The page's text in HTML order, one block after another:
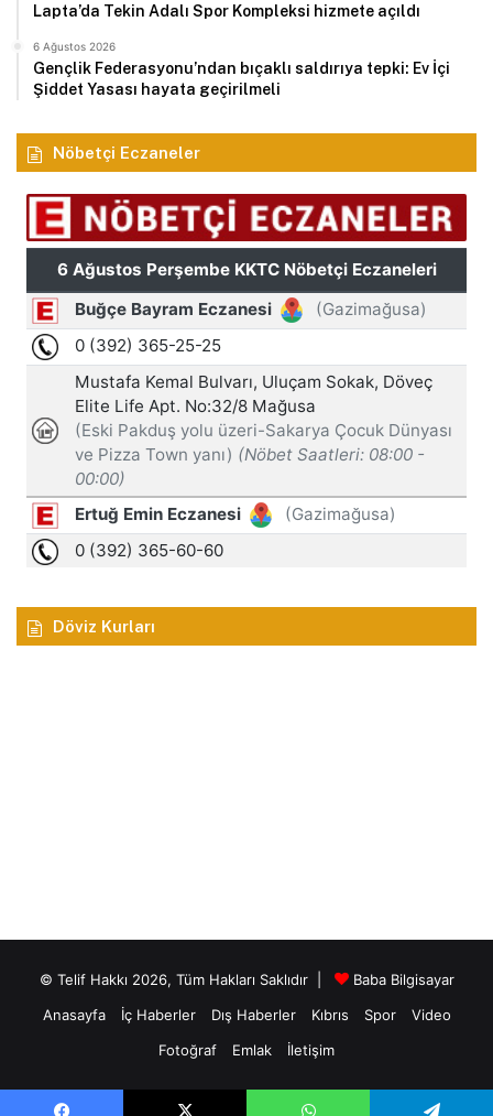
Lapta’da Tekin Adalı Spor Kompleksi hizmete açıldı
6 Ağustos 2026
Gençlik Federasyonu’ndan bıçaklı saldırıya tepki: Ev İçi
Şiddet Yasası hayata geçirilmeli
Nöbetçi Eczaneler
Döviz Kurları
© Telif Hakkı 2026, Tüm Hakları Saklıdır |
Baba Bilgisayar
Anasayfa
İç Haberler Dış Haberler Kıbrıs Spor
Video
Fotoğraf
Emlak İletişim